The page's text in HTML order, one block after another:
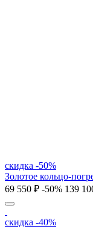
скидка -50%
Золотое кольцо-
69 550 ₽ -50% 139
скидка -40%